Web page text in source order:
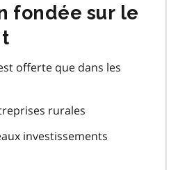
fondée sur le
offerte que dans les
rurales
investissements